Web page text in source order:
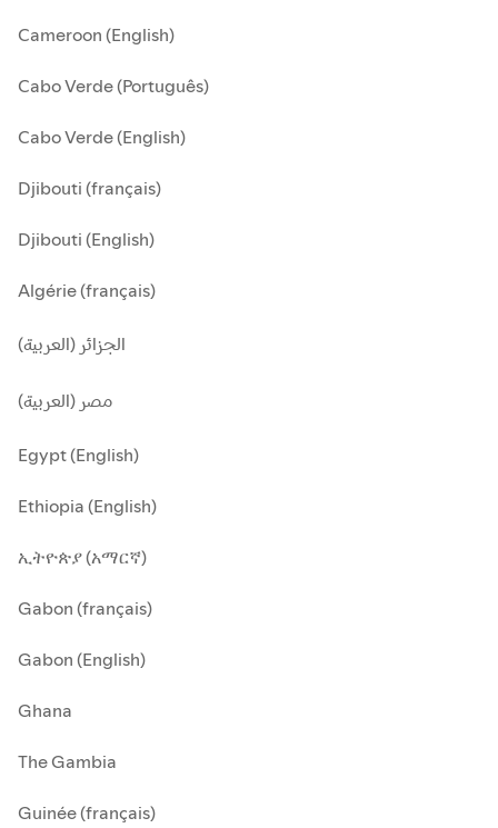
Cameroon (English)
Cabo Verde (Português)
Cabo Verde (English)
Djibouti (français)
Djibouti (English)
Algérie (français)
الجزائر (العربية)
مصر (العربية)
Egypt (English)
Ethiopia (English)
ኢትዮጵያ (አማርኛ)
Gabon (français)
Gabon (English)
Ghana
The Gambia
Guinée (français)